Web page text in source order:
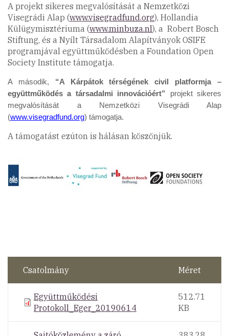
A projekt sikeres megvalósítását a Nemzetközi
Visegrádi Alap (www.visegradfund.org), Hollandia
Külügymisztériuma (www.minbuza.nl), a Robert Bosch
Stiftung, és a Nyílt Társadalom Alapítványok OSIFE
programjával együttműködésben a Foundation Open
Society Institute támogatja.
A második, “A Kárpátok térségének civil platformja –
együttműködés a társadalmi innovációért” projekt sikeres
megvalósítását a Nemzetközi Visegrádi Alap
(www.visegradfund.org) támogatja.
A támogatást ezúton is hálásan köszönjük.
Csatolmány Méret
Együttműködési
Protokoll_Eger_20190614
512.71
KB